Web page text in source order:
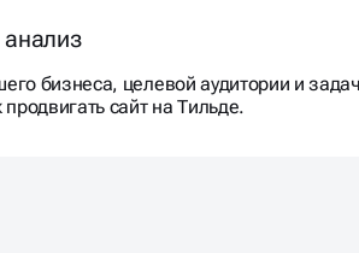
бизнеса, целевой аудитории и
сайт на Тильде.